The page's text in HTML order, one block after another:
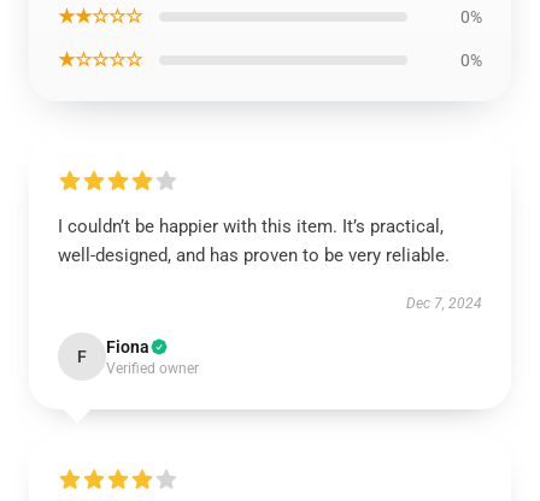
★★☆☆☆ 0%
★☆☆☆☆ 0%
I couldn’t be happier with this item. It’s practical,
well-designed, and has proven to be very reliable.
Dec 7, 2024
F Fiona
Verified owner